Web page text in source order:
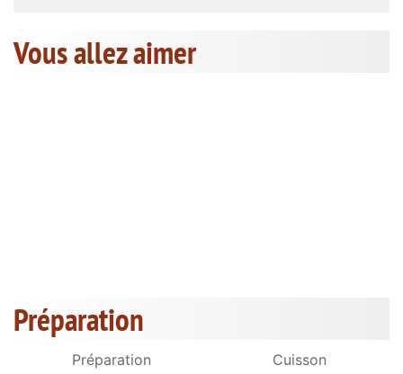
Vous allez aimer
Préparation
Préparation Cuisson